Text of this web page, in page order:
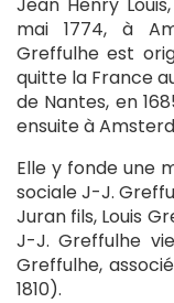
mai 1774, à
Greffulhe est
quitte la France
de Nantes, en
ensuite à
Elle y fonde une
sociale J-J.
Juran fils, Louis
J-J. Greffulhe
Greffulhe,
1810).